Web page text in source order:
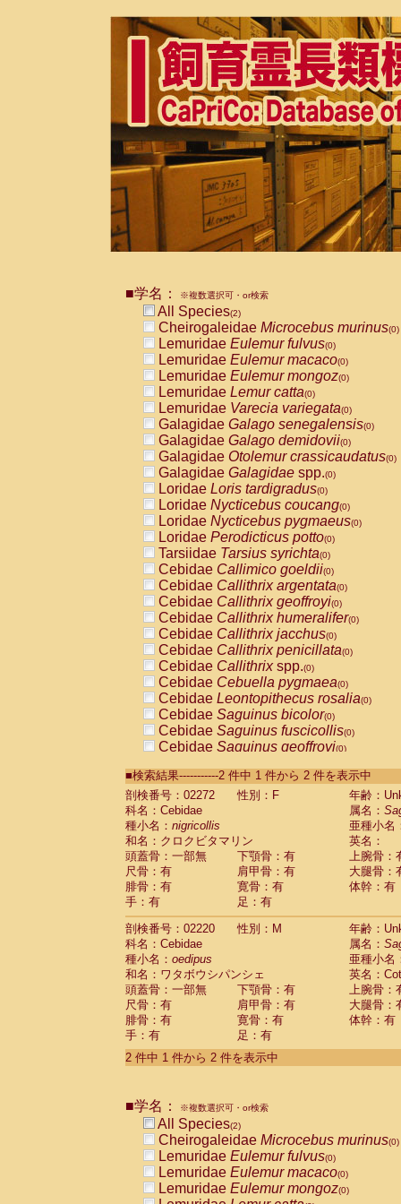
■学名： ※複数選択可・or検索
All Species(2)
Cheirogaleidae Microcebus murinus(0)
Lemuridae Eulemur fulvus(0)
Lemuridae Eulemur macaco(0)
Lemuridae Eulemur mongoz(0)
Lemuridae Lemur catta(0)
Lemuridae Varecia variegata(0)
Galagidae Galago senegalensis(0)
Galagidae Galago demidovii(0)
Galagidae Otolemur crassicaudatus(0)
Galagidae Galagidae spp.(0)
Loridae Loris tardigradus(0)
Loridae Nycticebus coucang(0)
Loridae Nycticebus pygmaeus(0)
Loridae Perodicticus potto(0)
Tarsiidae Tarsius syrichta(0)
Cebidae Callimico goeldii(0)
Cebidae Callithrix argentata(0)
Cebidae Callithrix geoffroyi(0)
Cebidae Callithrix humeralifer(0)
Cebidae Callithrix jacchus(0)
Cebidae Callithrix penicillata(0)
Cebidae Callithrixspp.(0)
Cebidae Cebuella pygmaea(0)
Cebidae Leontopithecus rosalia(0)
Cebidae Saguinus bicolor(0)
Cebidae Saguinus fuscicollis(0)
Cebidae Saguinus geoffroyi(0)
CebidaeSaguinus labiatus(0)
Cebidae Saguinus leucopus (0)
Cebidae
CebidaeSaguinus mystax
CebidaeSaguinus nigricollis (1)
Cebidae Saguinus oedipus
Cebidae Saguinus weddelli
Cebidae Saguinusspp.
Cebidae Aotus trivirgatus
Cebidae Cebus albifrons
Cebidae
Cebidae
CebidaeCebus nigrivittatus
Cebidae Cebusspp.(0)
Cebidae Saimiri boliviensis
Cebidae Saimiri sciureus
Atelidae Alouatta caraya
AtelidaeAlouatta fusca
AtelidaeAlouatta seniculus
AtelidaeAteles belzebuth
AtelidaeAteles geoffroyi
AtelidaeAteles paniscus(0)
AtelidaeAtelesspp. (0)
AtelidaeLagothrix lagothricha
AtelidaeLagothrix lagothricha cana
PitheciidaeCacajao calvus
■検索結果-----------2 件中 1 件から 2 件を表示中
剖検番号：02272
性別：F
年齢：
科名：Cebidae
属名：
種小名： nigricollis
亜種小名
和名：クロクビタマリン
英名：
頭蓋骨：一部無
下顎骨：有
上腕骨：
尺骨：有
肩甲骨：有
大腿骨：
腓骨：有
寛骨：有
体幹：有
手：有
足：有
剖検番号：02220
性別：M
年齢：
科名：Cebidae
属名：
種小名： oedipus
亜種小名
和名：ワタボウシパンシェ
英名：
頭蓋骨：一部無
下顎骨：有
上腕骨：
尺骨：有
肩甲骨：有
大腿骨：
腓骨：有
寛骨：有
体幹：有
手：有
足：有
2 件中 1 件から 2 件を表示中
■学名： ※複数選択可・or検索
All Species(2)
Cheirogaleidae Microcebus murinus(0)
Lemuridae Eulemur fulvus(0)
Lemuridae Eulemur macaco(0)
Lemuridae Eulemur mongoz(0)